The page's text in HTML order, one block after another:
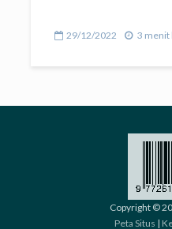
29/12/2022 3 menit
Copyright ©
Peta Situs |